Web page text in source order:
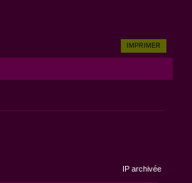
IMPRIMER
IP archivée